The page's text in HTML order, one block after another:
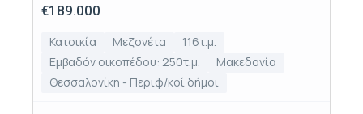
€189.000
Κατοικία Μεζονέτα
116τ.μ.
Εμβαδόν οικοπέδου: 250τ.μ.
Μακεδονία
Θεσσαλονίκη - Περιφ/κοί δήμοι